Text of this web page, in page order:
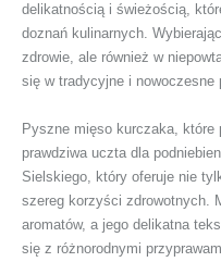
delikatnością i świeżością,
doznań kulinarnych.
zdrowie, ale również w
się w tradycyjne i nowoczesne
Pyszne mięso kurczaka, które
prawdziwa uczta dla
Sielskiego, który oferuje nie
szereg korzyści zdrowotnych.
aromatów, a jego delikatna
się z różnorodnymi